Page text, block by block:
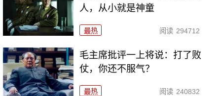
人，从小就是神童
最热 阅读 294712
毛主席批评一上将说：打了败
仗，你还不服气？
最热 阅读 240832